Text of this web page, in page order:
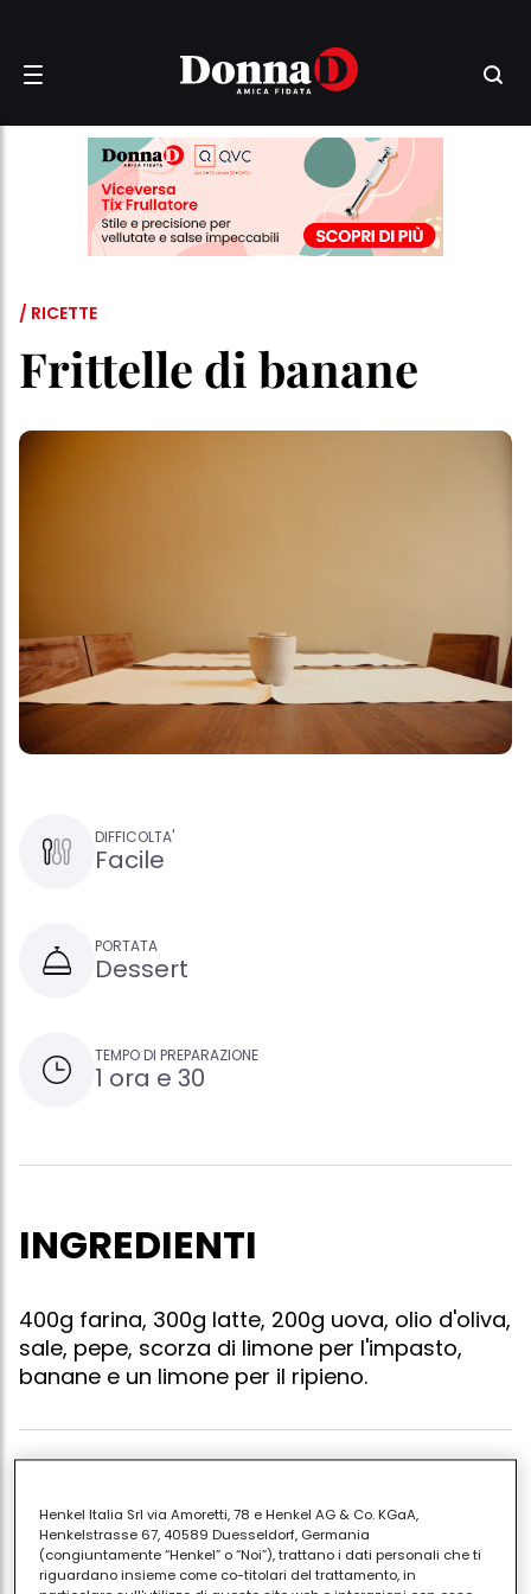
/ RICETTE
Frittelle di banane
DIFFICOLTA'
Facile
PORTATA
Dessert
TEMPO DI PREPARAZIONE
1 ora e 30
INGREDIENTI
400g farina, 300g latte, 200g uova, olio d'oliva,
sale, pepe, scorza di limone per l'impasto,
banane e un limone per il ripieno.
sbucciare delle banane, dividerle orizzontalmente
per metà e successivamente tagliarle nel mezzo.
disporre i pezzi sopra un griglia di metallo,
Henkel Italia Srl via Amoretti, 78 e Henkel AG & Co. KGaA,
Henkelstrasse 67, 40589 Duesseldorf, Germania
(congiuntamente “Henkel” o “Noi”), trattano i dati personali che ti
riguardano insieme come co-titolari del trattamento, in